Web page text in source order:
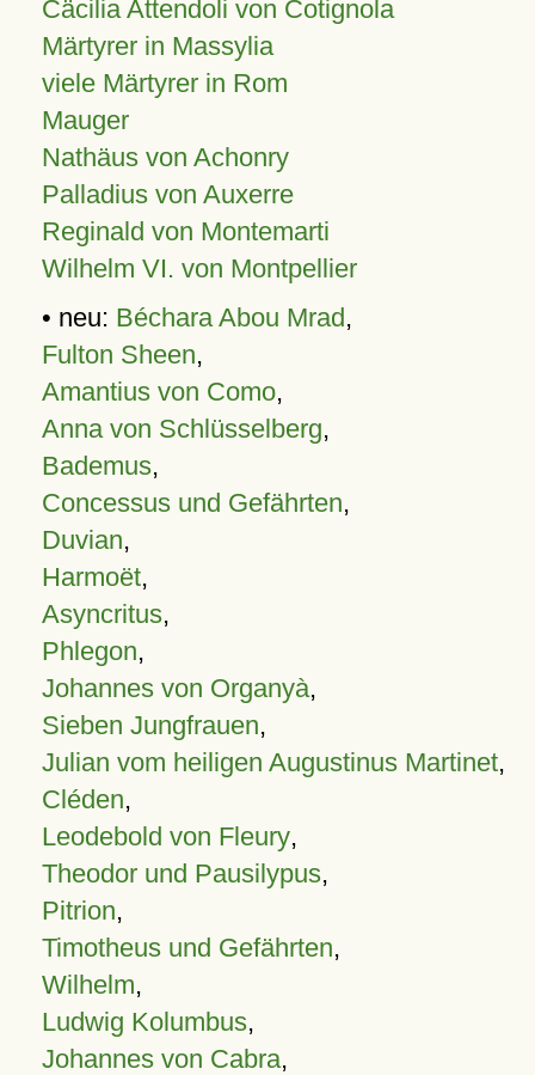
Cäcilia Attendoli von Cotignola
Märtyrer in Massylia
viele Märtyrer in Rom
Mauger
Nathäus von Achonry
Palladius von Auxerre
Reginald von Montemarti
Wilhelm VI. von Montpellier
• neu: Béchara Abou Mrad,
Fulton Sheen,
Amantius von Como,
Anna von Schlüsselberg,
Bademus,
Concessus und Gefährten,
Duvian,
Harmoët,
Asyncritus,
Phlegon,
Johannes von Organyà,
Sieben Jungfrauen,
Julian vom heiligen Augustinus Martinet,
Cléden,
Leodebold von Fleury,
Theodor und Pausilypus,
Pitrion,
Timotheus und Gefährten,
Wilhelm,
Ludwig Kolumbus,
Johannes von Cabra,